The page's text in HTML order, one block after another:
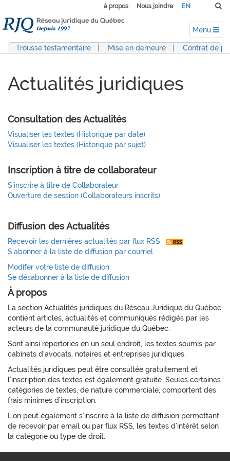
à propos Nous joindre EN
Menu
Trousse testamentaire Mise en demeure Contrat de
Actualités juridiques
Consultation des Actualités
Visualiser les textes (Historique par date)
Visualiser les textes (Historique par sujet)
Inscription à titre de collaborateur
S’inscrire à titre de Collaborateur
Ouverture de session (Collaborateurs inscrits)
Diffusion des Actualités
Recevoir les dernières actualités par flux RSS
S’abonner à la liste de diffusion par courriel
Modifer votre liste de diffusion
Se désabonner à la liste de diffusion
À propos
La section Actualités juridiques du Réseau Juridique du Québec
contient articles, actualités et communiqués rédigés par les
acteurs de la communauté juridique du Québec.
Sont ainsi répertoriés en un seul endroit, les textes soumis par
cabinets d’avocats, notaires et entreprises juridiques.
Actualités juridiques peut être consultée gratuitement et
l’inscription des textes est également gratuite. Seules certaines
catégories de textes, de nature commerciale, comportent des
frais minimes d’inscription.
L’on peut également s’inscrire à la liste de diffusion permettant
de recevoir par email ou par flux RSS, les textes d’intérêt selon
la catégorie ou type de droit.